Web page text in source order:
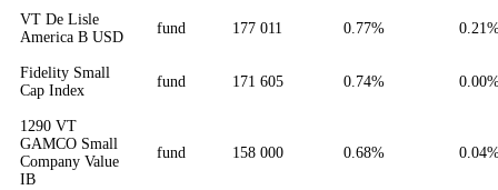
VT De Lisle
America B USD
fund 177 011 0.77%
Fidelity Small
Cap Index
fund 171 605 0.74%
1290 VT
GAMCO Small
Company Value
IB
fund 158 000 0.68%